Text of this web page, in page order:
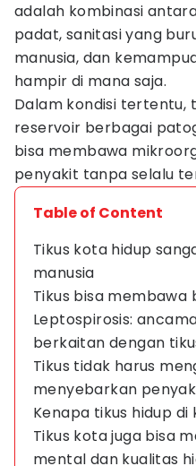
adalah kombinasi
padat, sanitasi yang
manusia, dan
hampir di mana saja.
Dalam kondisi tertentu,
reservoir berbagai
bisa membawa
penyakit tanpa selalu
Table of Content
Tikus kota hidup
manusia
Tikus bisa membawa
Leptospirosis:
berkaitan dengan
Tikus tidak harus
menyebarkan
Kenapa tikus hidup
Tikus kota juga bisa
mental dan kualitas